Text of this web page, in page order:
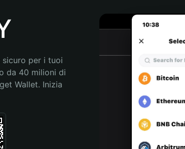
per i tuoi
da 40 milioni di
Wallet. Inizia